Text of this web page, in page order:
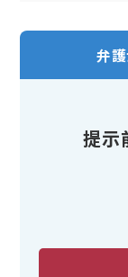
弁
提示